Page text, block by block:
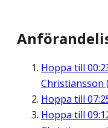
Hoppa till
Christiansson
Hoppa till
Hoppa till